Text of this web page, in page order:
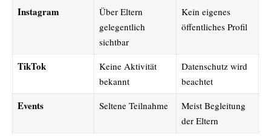
Instagram
Über Eltern
gelegentlich
sichtbar
Kein eigenes
öffentliches Profil
TikTok
Keine Aktivität
bekannt
Datenschutz wird
beachtet
Events Seltene Teilnahme
Meist Begleitung
der Eltern